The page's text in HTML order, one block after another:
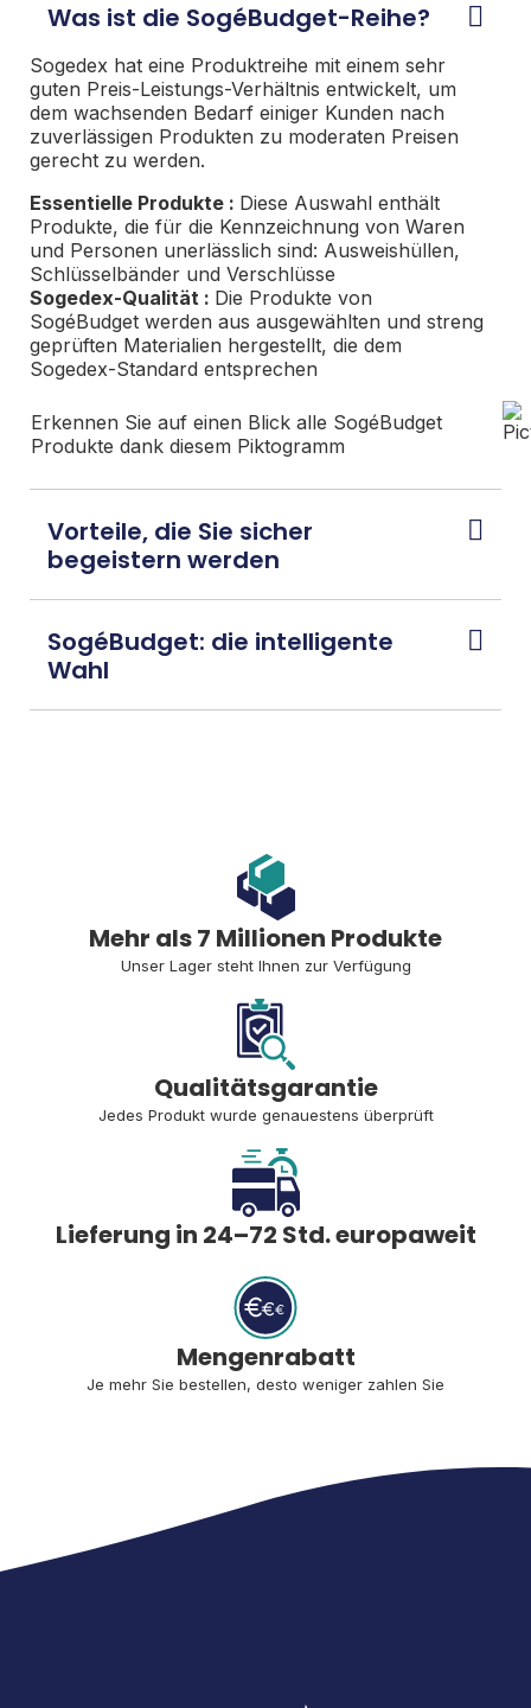
Was ist die SogéBudget-Reihe?
Sogedex hat eine Produktreihe mit einem sehr
guten Preis-Leistungs-Verhältnis entwickelt, um
dem wachsenden Bedarf einiger Kunden nach
zuverlässigen Produkten zu moderaten Preisen
gerecht zu werden.
Essentielle Produkte : Diese Auswahl enthält
Produkte, die für die Kennzeichnung von Waren
und Personen unerlässlich sind: Ausweishüllen,
Schlüsselbänder und Verschlüsse
Sogedex-Qualität : Die Produkte von
SogéBudget werden aus ausgewählten und streng
geprüften Materialien hergestellt, die dem
Sogedex-Standard entsprechen
Erkennen Sie auf einen Blick alle SogéBudget
Produkte dank diesem Piktogramm
Vorteile, die Sie sicher
begeistern werden
SogéBudget: die intelligente
Wahl
Mehr als 7 Millionen Produkte
Unser Lager steht Ihnen zur Verfügung
Qualitätsgarantie
Jedes Produkt wurde genauestens überprüft
Lieferung in 24–72 Std. europaweit
Mengenrabatt
Je mehr Sie bestellen, desto weniger zahlen Sie